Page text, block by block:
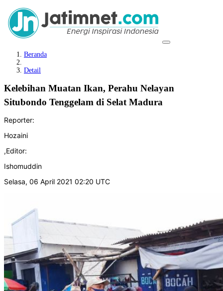
Beranda
Detail
Kelebihan Muatan Ikan, Perahu Nelayan
Situbondo Tenggelam di Selat Madura
Reporter:
Hozaini
,Editor:
Ishomuddin
Selasa, 06 April 2021 02:20 UTC